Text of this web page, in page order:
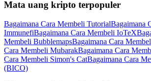
Mata uang kripto terpopuler
Bagaimana Cara Membeli TutorialBagaimana
ImmunefiBagaimana Cara Membeli IoTeX
Membeli BubblemapsBagaimana Cara
Cara Membeli MubarakBagaimana Cara
Cara Membeli Simon's CatBagaimana Cara
(BICO)